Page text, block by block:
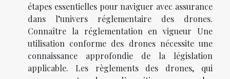
étapes essentielles pour naviguer avec assurance
dans l’univers réglementaire des drones.
Connaître la réglementation en vigueur Une
utilisation conforme des drones nécessite une
connaissance approfondie de la législation
applicable. Les règlements des drones, qui